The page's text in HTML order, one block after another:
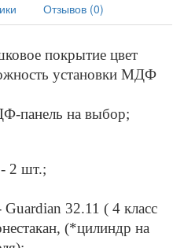
Отзывов (0)
покрытие цвет
установки МДФ
панель на выбор;
2 шт.;
32.11 ( 4 класс
(*цилиндр на